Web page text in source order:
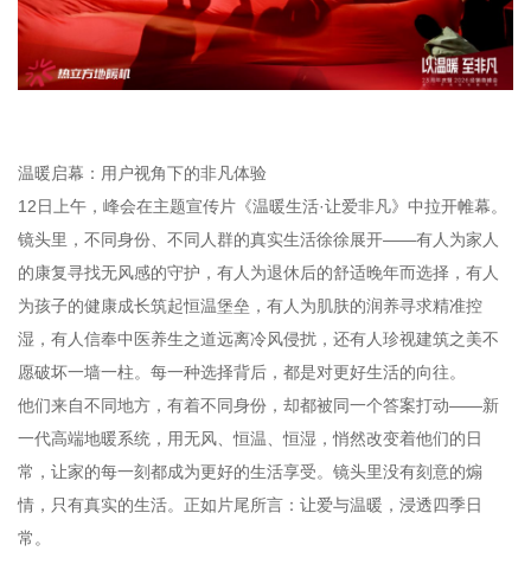
温暖启幕：用户视角下的非凡体验
12日上午，峰会在主题宣传片《温暖生活·让爱非凡》中拉开帷幕。
镜头里，不同身份、不同人群的真实生活徐徐展开——有人为家人
的康复寻找无风感的守护，有人为退休后的舒适晚年而选择，有人
为孩子的健康成长筑起恒温堡垒，有人为肌肤的润养寻求精准控
湿，有人信奉中医养生之道远离冷风侵扰，还有人珍视建筑之美不
愿破坏一墙一柱。每一种选择背后，都是对更好生活的向往。
他们来自不同地方，有着不同身份，却都被同一个答案打动——新
一代高端地暖系统，用无风、恒温、恒湿，悄然改变着他们的日
常，让家的每一刻都成为更好的生活享受。镜头里没有刻意的煽
情，只有真实的生活。正如片尾所言：让爱与温暖，浸透四季日
常。